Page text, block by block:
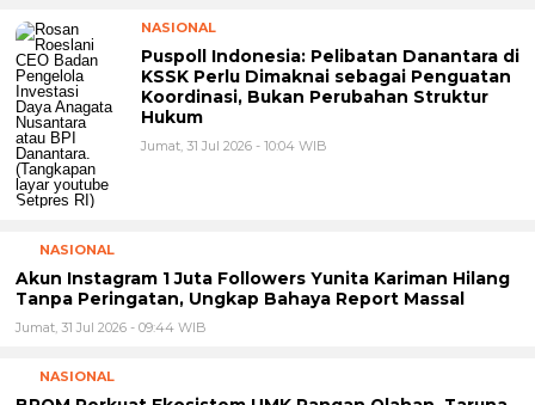
Akun Instagram 1 Juta Followers Yunita Kariman Hilang
Tanpa Peringatan, Ungkap Bahaya Report Massal
Jumat, 31 Jul 2026 - 09:44 WIB
NASIONAL
BPOM Perkuat Ekosistem UMK Pangan Olahan, Taruna
Ikrar Luncurkan Program SAPA SEMESTA untuk
Tingkatkan Daya Saing
Urgensi Analisa Genetik dalam Pendidikan: Mengapa
Menggunakan PRIMAGEN.id